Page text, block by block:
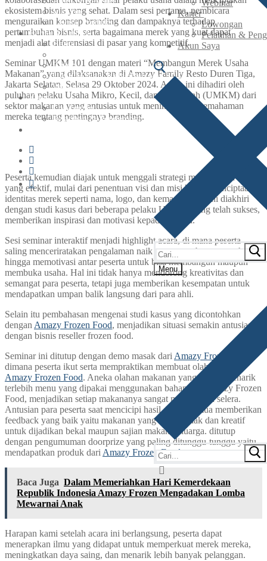
Webinar
Karier
Lowongan
Pelatihan &
Akun Saya
Menu
Maklon
Lisensi Produksi
Berita & Artikel
Berita
Resep
UMKM Naik Kelas Bersama SNI
Webinar
Karier
Lowongan
Pelatihan & Pengembangan
ekosistem bisnis yang sehat. Dalam sesi pertama, pembicara
menguraikan konsep branding dan dampaknya terhadap
pertumbuhan bisnis, serta bagaimana merek yang kuat dapat
menjadi alat diferensiasi di pasar yang kompetitif.
Seminar UMKM 101 dengan materi “Membangun Merek Usaha
Makanan” yang dilaksanakan di Amazy Family Resto Duren Tiga,
Jakarta Selatan, Selasa 29 Oktober 2024. Acara ini dihadiri oleh
puluhan pelaku Usaha Mikro, Kecil, dan Menengah (UMKM) dari
sektor makanan yang antusias untuk meningkatkan pemahaman
mereka tentang pentingnya branding.
Peserta kemudian diajak untuk menggali strategi membangun merek
yang efektif, mulai dari penentuan visi dan misi hingga penciptaan
identitas merek seperti nama, logo, dan kemasan. Sesi ini diakhiri
dengan studi kasus dari beberapa pelaku UMKM yang telah sukses,
memberikan inspirasi dan motivasi kepada peserta.
Sesi seminar interaktif menjadi highlight acara, di mana peserta
saling menceriratakan pengalaman naik turun membangun usaha
hingga memotivasi antar peserta untuk bisa membangun maupun
membuka usaha. Hal ini tidak hanya mendorong kreativitas dan
semangat para peserta, tetapi juga memberikan kesempatan untuk
mendapatkan umpan balik langsung dari para ahli.
Selain itu pembahasan mengenai studi kasus yang dicontohkan
dengan Amazy Frozen Food, menjadikan situasi semakin antusias
dengan bisnis reseller frozen food.
Seminar ini ditutup dengan demo masak dari Amazy Frozen Food
dimana peserta ikut serta mempraktikan membuat olahan menu
Amazy Frozen Food. Aneka olahan makanan yang sangat menarik
terlebih menu yang dipakai menggunakan bahan dari Amazy Frozen
Food, menjadikan setiap makananya sangat menggugah selera.
Antusian para peserta saat mencicipi hasil demo, semua memberikan
feedback yang baik yaitu makanan yang sangat enak dan kreatif
untuk dijadikan bekal maupun sajian makan keluarga. ditutup
dengan pengumuman doorprize yang paling ditunggu-tunggu yaitu
mendapatkan produk dari Amazy Frozen Food
Baca Juga Dalam Memeriahkan Hari Kemerdekaan
Republik Indonesia Amazy Frozen Mengadakan Lomba
Mewarnai Anak
Harapan kami setelah acara ini berlangsung, peserta dapat
menerapkan ilmu yang didapat untuk memperkuat merek mereka,
meningkatkan daya saing, dan menarik lebih banyak pelanggan.